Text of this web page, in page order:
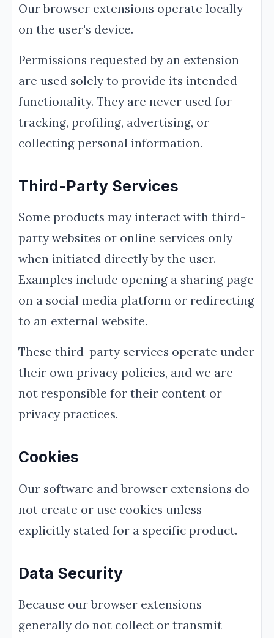
Our browser extensions operate locally
on the user's device.
Permissions requested by an extension
are used solely to provide its intended
functionality. They are never used for
tracking, profiling, advertising, or
collecting personal information.
Third-Party Services
Some products may interact with third-
party websites or online services only
when initiated directly by the user.
Examples include opening a sharing page
on a social media platform or redirecting
to an external website.
These third-party services operate under
their own privacy policies, and we are
not responsible for their content or
privacy practices.
Cookies
Our software and browser extensions do
not create or use cookies unless
explicitly stated for a specific product.
Data Security
Because our browser extensions
generally do not collect or transmit